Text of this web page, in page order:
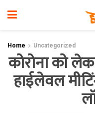
Home Uncategorized
कोरोना को
हाईलेवल